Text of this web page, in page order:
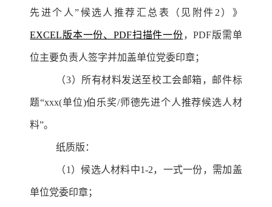
先进个人”候选人推荐汇总表（见附件2）》
EXCEL版本一份、PDF扫描件一份，PDF版需单
位主要负责人签字并加盖单位党委印章；
（3）所有材料发送至校工会邮箱，邮件标
题“xxx(单位)伯乐奖/师德先进个人推荐候选人材
料”。
纸质版：
（1）候选人材料中1-2，一式一份，需加盖
单位党委印章；